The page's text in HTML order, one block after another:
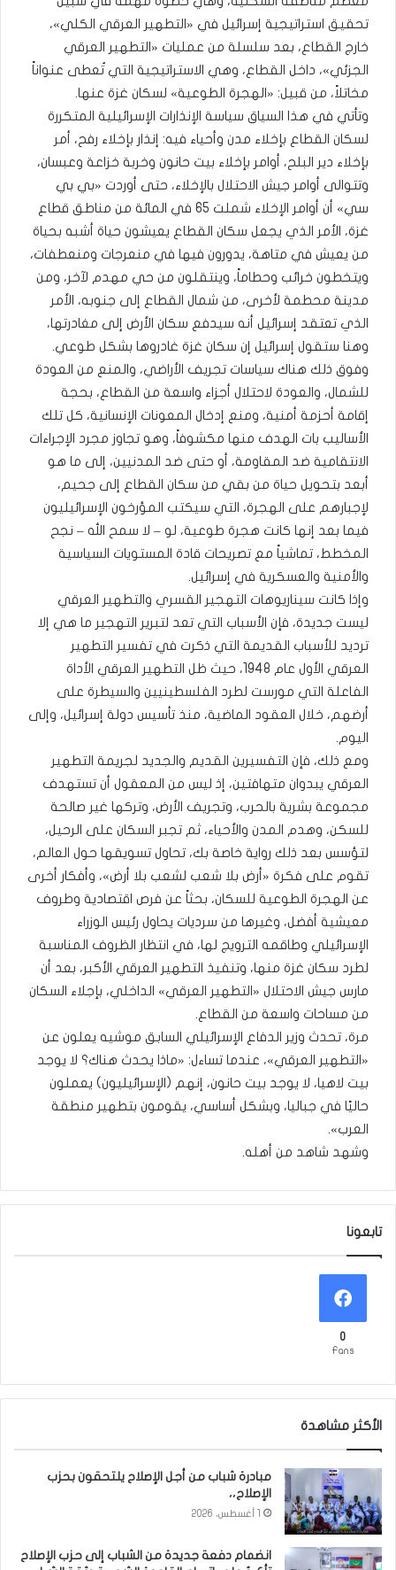
تحقيق استراتيجية إسرائيل في «التطهير العرقي الكلي»،
خارج القطاع، بعد سلسلة من عمليات «التطهير العرقي
الجزئي»، داخل القطاع، وهي الاستراتيجية التي تُعطى عنواناً
مخاتلاً، من قبيل: «الهجرة الطوعية» لسكان غزة عنها.
وتأتي في هذا السياق سياسة الإنذارات الإسرائيلية المتكررة
لسكان القطاع بإخلاء مدن وأحياء فيه: إنذار بإخلاء رفح، أمر
بإخلاء دير البلح، أوامر بإخلاء بيت حانون وخربة خزاعة وعبسان،
وتتوالى أوامر جيش الاحتلال بالإخلاء، حتى أوردت «بي بي
سي» أن أوامر الإخلاء شملت 65 في المائة من مناطق قطاع
غزة، الأمر الذي يجعل سكان القطاع يعيشون حياة أشبه بحياة
من يعيش في متاهة، يدورون فيها في منعرجات ومنعطفات،
ويتخطون خرائب وحطاماً، وينتقلون من حي مهدم لآخر، ومن
مدينة محطمة لأخرى، من شمال القطاع إلى جنوبه، الأمر
الذي تعتقد إسرائيل أنه سيدفع سكان الأرض إلى مغادرتها،
وهنا ستقول إسرائيل إن سكان غزة غادروها بشكل طوعي.
وفوق ذلك هناك سياسات تجريف الأراضي، والمنع من العودة
للشمال، والعودة لاحتلال أجزاء واسعة من القطاع، بحجة
إقامة أحزمة أمنية، ومنع إدخال المعونات الإنسانية، كل تلك
الأساليب بات الهدف منها مكشوفاً، وهو تجاوز مجرد الإجراءات
الانتقامية ضد المقاومة، أو حتى ضد المدنيين، إلى ما هو
أبعد بتحويل حياة من بقي من سكان القطاع إلى جحيم،
لإجبارهم على الهجرة، التي سيكتب المؤرخون الإسرائيليون
فيما بعد إنها كانت هجرة طوعية، لو – لا سمح الله – نجح
المخطط، تماشياً مع تصريحات قادة المستويات السياسية
والأمنية والعسكرية في إسرائيل.
وإذا كانت سيناريوهات التهجير القسري والتطهير العرقي
ليست جديدة، فإن الأسباب التي تعد لتبرير التهجير ما هي إلا
ترديد للأسباب القديمة التي ذكرت في تفسير التطهير
العرقي الأول عام 1948، حيث ظل التطهير العرقي الأداة
الفاعلة التي مورست لطرد الفلسطينيين والسيطرة على
أرضهم، خلال العقود الماضية، منذ تأسيس دولة إسرائيل، وإلى
اليوم.
ومع ذلك، فإن التفسيرين القديم والجديد لجريمة التطهير
العرقي يبدوان متهافتين، إذ ليس من المعقول أن تستهدف
مجموعة بشرية بالحرب، وتجريف الأرض، وتركها غير صالحة
للسكن، وهدم المدن والأحياء، ثم تجبر السكان على الرحيل،
لتؤسس بعد ذلك رواية خاصة بك، تحاول تسويقها حول العالم،
تقوم على فكرة «أرض بلا شعب لشعب بلا أرض»، وأفكار أخرى
عن الهجرة الطوعية للسكان، بحثاً عن فرص اقتصادية وطروف
معيشية أفضل، وغيرها من سرديات يحاول رئيس الوزراء
الإسرائيلي وطاقمه الترويج لها، في انتظار الظروف المناسبة
لطرد سكان غزة منها، وتنفيذ التطهير العرقي الأكبر، بعد أن
مارس جيش الاحتلال «التطهير العرقي» الداخلي، بإجلاء السكان
من مساحات واسعة من القطاع.
مرة، تحدث وزير الدفاع الإسرائيلي السابق موشيه يعلون عن
«التطهير العرقي»، عندما تساءل: «ماذا يحدث هناك؟ لا يوجد
بيت لاهيا، لا يوجد بيت حانون، إنهم (الإسرائيليون) يعملون
حاليًا في جباليا، وبشكل أساسي، يقومون بتطهير منطقة
العرب».
وشهد شاهد من أهله.
تابعونا
0
Fans
الأكثر مشاهدة
مبادرة شباب من أجل الإصلاح يلتحقون بحزب
الإصلاح،،
انضمام دفعة جديدة من الشباب إلى حزب الإصلاح